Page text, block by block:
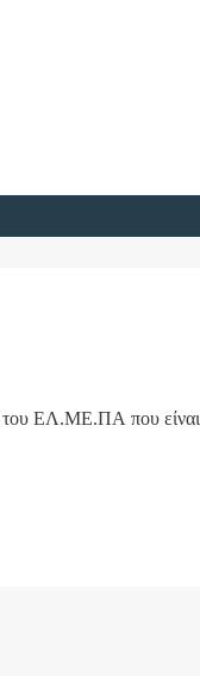
του ΕΛ.ΜΕ.ΠΑ που είναι